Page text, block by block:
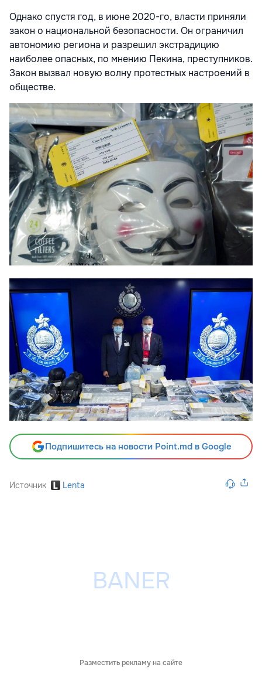
Однако спустя год, в июне 2020-го, власти приняли
закон о национальной безопасности. Он ограничил
автономию региона и разрешил экстрадицию
наиболее опасных, по мнению Пекина, преступников.
Закон вызвал новую волну протестных настроений в
обществе.
Подпишитесь на новости Point.md в Google
Источник Lenta
Разместить рекламу на сайте